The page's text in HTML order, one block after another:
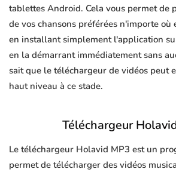
tablettes Android. Cela vous permet de
de vos chansons préférées n'importe
en installant simplement l'application
en la démarrant immédiatement sans
sait que le téléchargeur de vidéos peut
haut niveau à ce stade.
Téléchargeur
Le téléchargeur Holavid MP3 est un
permet de télécharger des vidéos